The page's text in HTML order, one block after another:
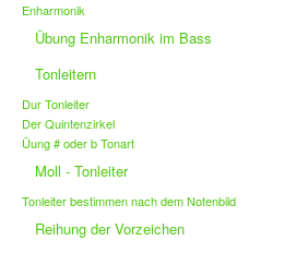
Enharmonik
Übung Enharmonik im Bass
Tonleitern
Dur Tonleiter
Der Quintenzirkel
Üung # oder b Tonart
Moll - Tonleiter
Tonleiter bestimmen nach dem Notenbild
Reihung der Vorzeichen